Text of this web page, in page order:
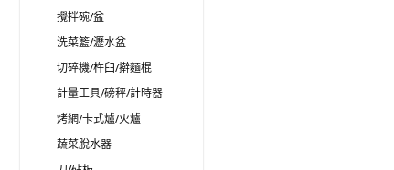
攪拌碗/盆
洗菜籃/瀝水盆
切碎機/杵臼/擀麵棍
計量工具/磅秤/計時器
烤網/卡式爐/火爐
蔬菜脫水器